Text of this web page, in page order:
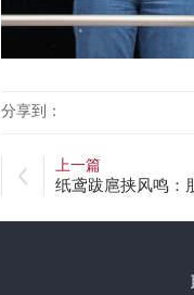
分享到：
上一篇
纸鸢跋扈挟风鸣：